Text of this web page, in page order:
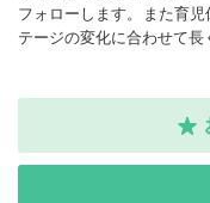
フォローします。また育
テージの変化に合わせて長